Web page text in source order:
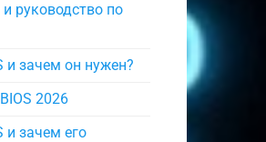
и руководство по
и зачем он нужен?
2026
и зачем его